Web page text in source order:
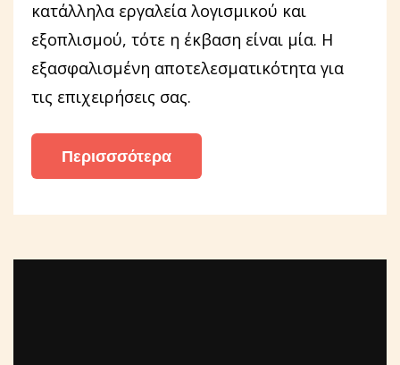
κατάλληλα εργαλεία λογισμικού και
εξοπλισμού, τότε η έκβαση είναι μία. Η
εξασφαλισμένη αποτελεσματικότητα για
τις επιχειρήσεις σας.
Περισσσότερα